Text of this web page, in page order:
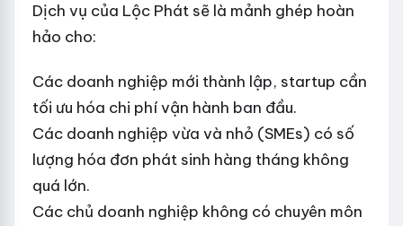
Dịch vụ của Lộc Phát sẽ là mảnh ghép hoàn
hảo cho:
Các doanh nghiệp mới thành lập, startup cần
tối ưu hóa chi phí vận hành ban đầu.
Các doanh nghiệp vừa và nhỏ (SMEs) có số
lượng hóa đơn phát sinh hàng tháng không
quá lớn.
Các chủ doanh nghiệp không có chuyên môn